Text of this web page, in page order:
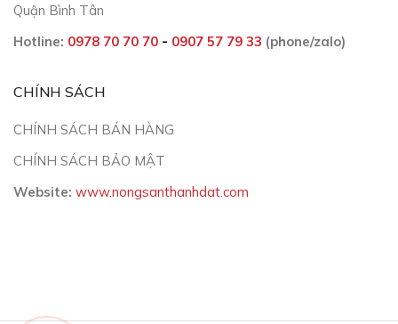
Quận Bình Tân
Hotline: 0978 70 70 70 - 0907 57 79 33 (phone/zalo)
CHÍNH SÁCH
CHÍNH SÁCH BÁN HÀNG
CHÍNH SÁCH BẢO MẬT
Website: www.nongsanthanhdat.com